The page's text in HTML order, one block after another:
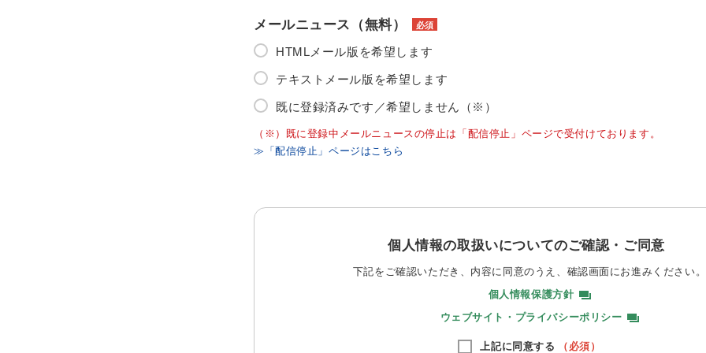
メールニュース（無料） 必須
HTMLメール版を希望します
テキストメール版を希望します
既に登録済みです／希望しません（※）
（※）既に登録中メールニュースの停止は「配信停止」ページで受付けております。
≫「配信停止」ページはこちら
個人情報の取扱いについてのご確認・ご同意
下記をご確認いただき、内容に同意のうえ、 確認画面にお進みください。
個人情報保護方針
ウェブサイト・プライバシーポリシー
上記に同意する （必須）